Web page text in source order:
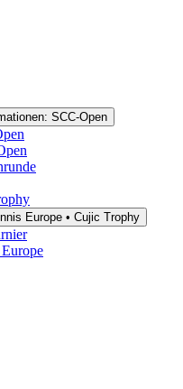
SCC-Open
Europe • Cujic Trophy